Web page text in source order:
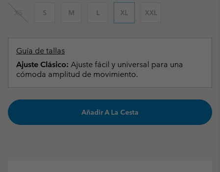
XS S M L XL XXL
Guía de tallas
Ajuste Clásico: Ajuste fácil y universal para una
cómoda amplitud de movimiento.
Añadir A La Cesta